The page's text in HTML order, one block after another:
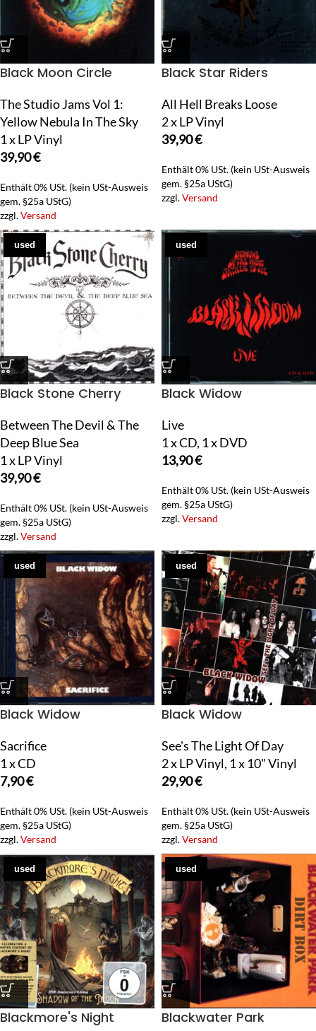
Black Moon Circle
The Studio Jams Vol 1:
Yellow Nebula In The Sky
1 x LP Vinyl
39,90€
Enthält 0% USt. (kein USt-Ausweis
gem. §25a UStG)
zzgl.Versand
Black Star Riders
All Hell Breaks Loose
2 x LP Vinyl
39,90€
Enthält 0% USt. (kein USt-Ausweis
gem. §25a UStG)
zzgl.Versand
used
Black Stone Cherry
Between The Devil & The
Deep Blue Sea
1 x LP Vinyl
39,90€
Enthält 0% USt. (kein USt-Ausweis
gem. §25a UStG)
zzgl.Versand
used
Black Widow
Live
1 x CD, 1 x DVD
13,90€
Enthält 0% USt. (kein USt-Ausweis
gem. §25a UStG)
zzgl.Versand
used
Black Widow
Sacrifice
1 x CD
7,90€
Enthält 0% USt. (kein USt-Ausweis
gem. §25a UStG)
zzgl.Versand
used
Black Widow
See's The Light Of Day
2 x LP Vinyl, 1 x 10" Vinyl
29,90€
Enthält 0% USt. (kein USt-Ausweis
gem. §25a UStG)
zzgl.Versand
used
Blackmore's Night
used
Blackwater Park